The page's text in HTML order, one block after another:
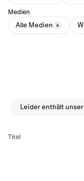
Medien
Alle Medien 6
Leider enthält
Titel